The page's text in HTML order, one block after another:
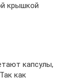
крышкой
капсулы,
как